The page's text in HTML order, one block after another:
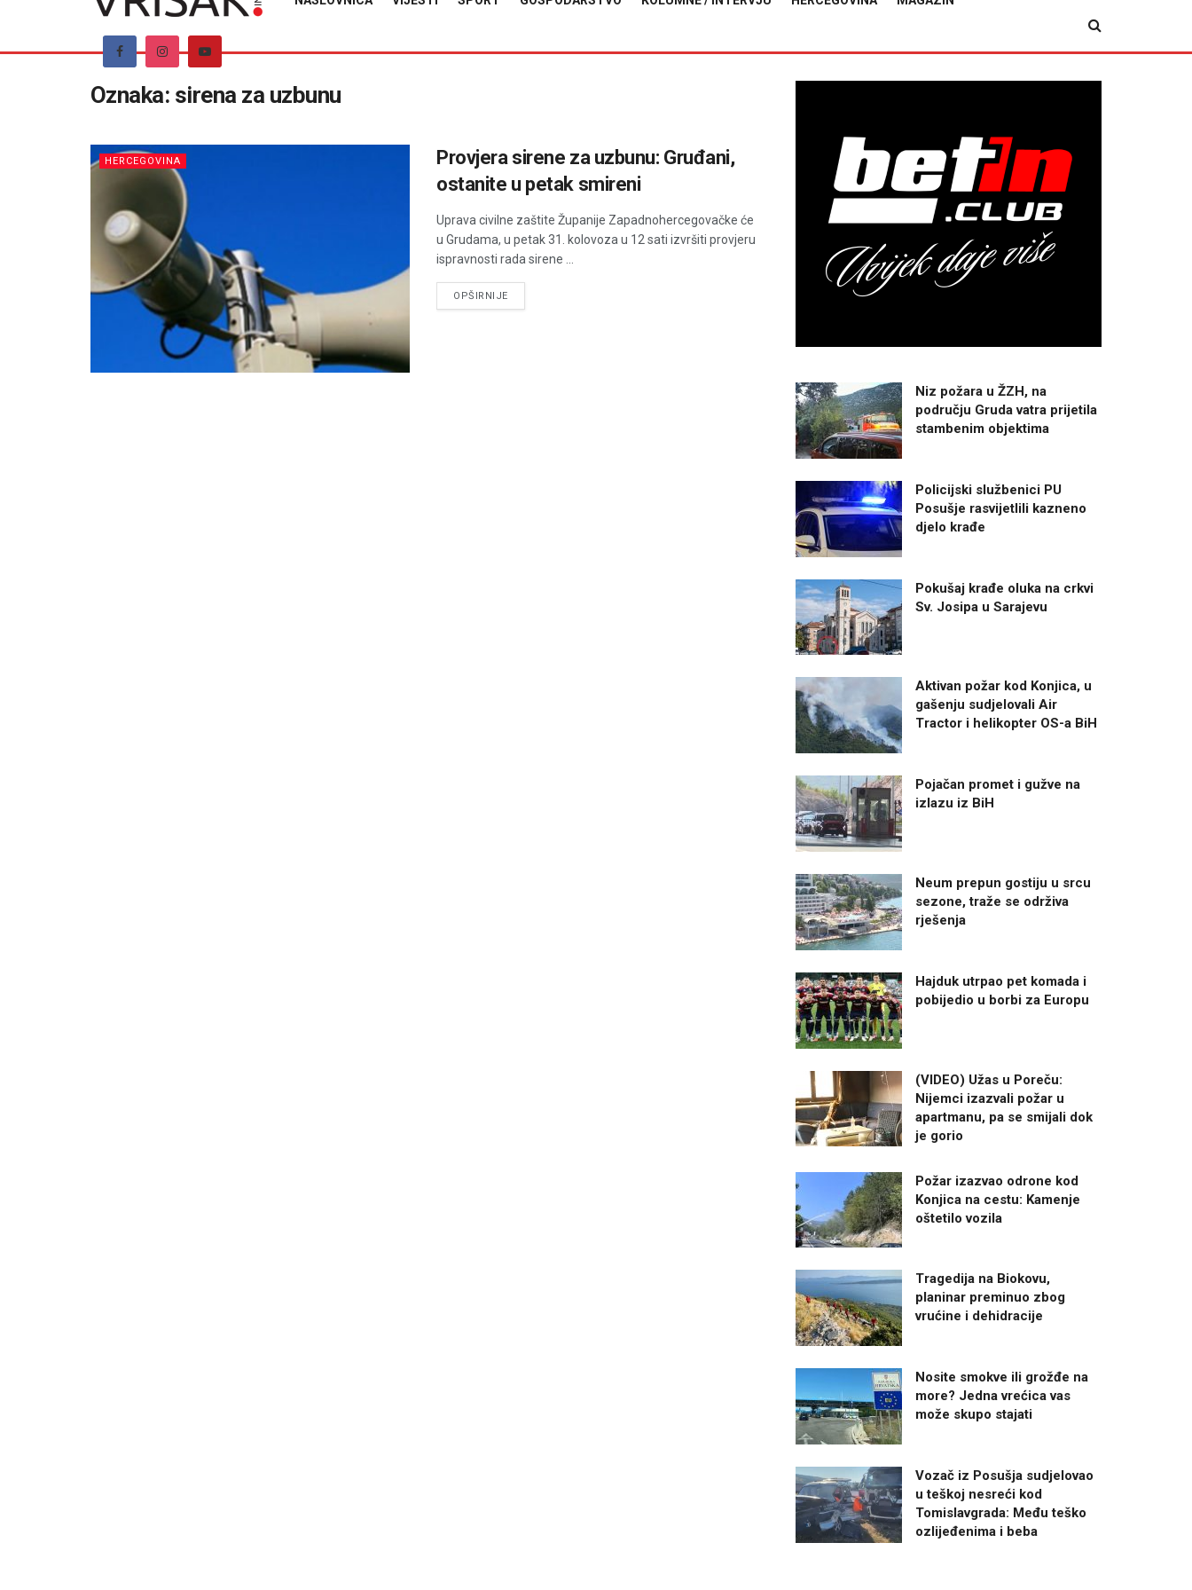
Oznaka: sirena za uzbunu
HERCEGOVINA
Provjera sirene za uzbunu: Gruđani,
ostanite u petak smireni
Uprava civilne zaštite Županije Zapadnohercegovačke će
u Grudama, u petak 31. kolovoza u 12 sati izvršiti provjeru
ispravnosti rada sirene ...
OPŠIRNIJEDETAILS
Niz požara u ŽZH, na
području Gruda vatra prijetila
stambenim objektima
Policijski službenici PU
Posušje rasvijetlili kazneno
djelo krađe
Pokušaj krađe oluka na crkvi
Sv. Josipa u Sarajevu
Aktivan požar kod Konjica, u
gašenju sudjelovali Air
Tractor i helikopter OS-a BiH
Pojačan promet i gužve na
izlazu iz BiH
Neum prepun gostiju u srcu
sezone, traže se održiva
rješenja
Hajduk utrpao pet komada i
pobijedio u borbi za Europu
(VIDEO) Užas u Poreču:
Nijemci izazvali požar u
apartmanu, pa se smijali dok
je gorio
Požar izazvao odrone kod
Konjica na cestu: Kamenje
oštetilo vozila
Tragedija na Biokovu,
planinar preminuo zbog
vrućine i dehidracije
Nosite smokve ili grožđe na
more? Jedna vrećica vas
može skupo stajati
Vozač iz Posušja sudjelovao
u teškoj nesreći kod
Tomislavgrada: Među teško
ozlijeđenima i beba